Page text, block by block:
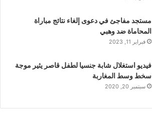
مستجد مفاجئ في دعوى إلغاء نتائج مباراة
المحاماة ضد وهبي
فبراير 11, 2023
فيديو استغلال شابة جنسيا لطفل قاصر يثير موجة
سخط وسط المغاربة
سبتمبر 20, 2020